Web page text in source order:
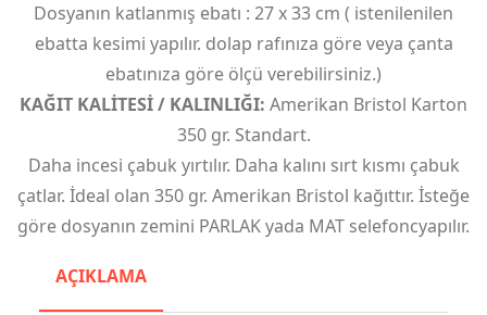
Dosyanın katlanmış ebatı : 27 x 33 cm ( istenilenilen
ebatta kesimi yapılır. dolap rafınıza göre veya çanta
ebatınıza göre ölçü verebilirsiniz.)
KAĞIT KALİTESİ / KALINLIĞI: Amerikan Bristol Karton
350 gr. Standart.
Daha incesi çabuk yırtılır. Daha kalını sırt kısmı çabuk
çatlar. İdeal olan 350 gr. Amerikan Bristol kağıttır. İsteğe
göre dosyanın zemini PARLAK yada MAT selefoncyapılır.
AÇIKLAMA